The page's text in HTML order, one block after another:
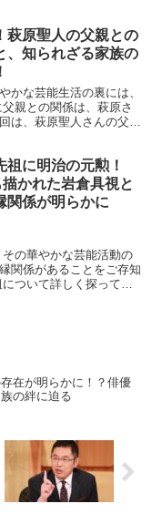
萩原聖人の父親との
、知られざる家族の
かな芸能生活の裏には、
親との関係は、萩原さ
は、萩原聖人さんの父親
祖に明治の元勲！
かれた岩倉具視と
関係が明らかに
の華やかな芸能活動の
関係があることをご存知
ついて詳しく探ってい
在が明らかに！？俳優
の絆に迫る